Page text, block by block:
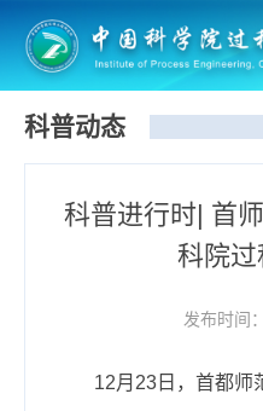
科普动态
科普进行时| 首
科院
发布时间
12月23日，首都师